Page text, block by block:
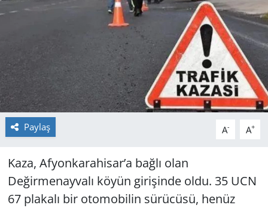
Paylaş A- A+
Kaza, Afyonkarahisar’a bağlı olan
Değirmenayvalı köyün girişinde oldu. 35 UCN
67 plakalı bir otomobilin sürücüsü, henüz